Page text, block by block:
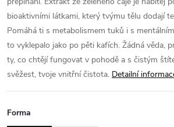
bioaktivními látkami, který tvýmu tělu dodají
Pomáhá ti s metabolismem tuků i s
to vyklepalo jako po pěti kafích. Žádná věda,
ty, co chtějí fungovat v pohodě a s čistým
svěžest, tvoje vnitřní čistota. Detailní
Forma